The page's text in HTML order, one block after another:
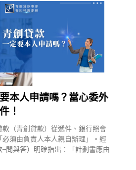
本人申請嗎？當心委外
！
款（青創貸款）從遞件、銀行照會
必須由負責人本人親自辦理」。經
問與答）明確指出：「計劃書應由